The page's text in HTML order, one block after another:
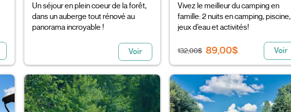
Un séjour en plein coeur de la forêt,
dans un auberge tout rénové au
panorama incroyable !
Voir
Vivez le meilleur du camping en
famille: 2 nuits en camping, piscine,
jeux d’eau et activités!
132,00$ 89,00$ Voir